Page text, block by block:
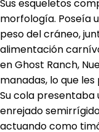
Sus esqueletos
morfología. Poseía
peso del cráneo,
alimentación
en Ghost Ranch,
manadas, lo que
Su cola presentaba
enrejado
actuando como